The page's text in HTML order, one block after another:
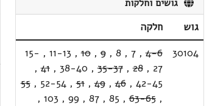
גושים וחלקות
גוש
חלקה
30104
4-6
,
7
,
8
,
9
,
10
,
11-13
,
15-
27
,
28
,
35-37
,
38-40
,
41
,
42-45
,
46
,
49
,
51
,
52-54
,
55
,
63-65
,
85
,
87
,
99
,
103
,